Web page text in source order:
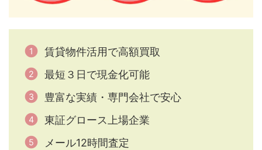
賃貸物件活用で高額買取
最短３日で現金化可能
豊富な実績・専門会社で安心
東証グロース上場企業
メール12時間査定